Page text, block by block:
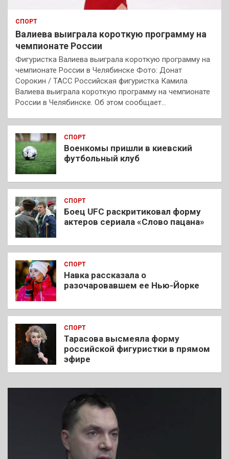
СПОРТ
Валиева выиграла короткую программу на
чемпионате России
Фигуристка Валиева выиграла короткую программу на
чемпионате России в Челябинске Фото: Донат
Сорокин / ТАСС Российская фигуристка Камила
Валиева выиграла короткую программу на чемпионате
России в Челябинске. Об этом сообщает…
СПОРТ
Военкомы пришли в киевский
футбольный клуб
СПОРТ
Боец UFC раскритиковал форму
актеров сериала «Слово пацана»
СПОРТ
Навка рассказала о
разочаровавшем ее Нью-Йорке
СПОРТ
Тарасова высмеяла форму
российской фигуристки в прямом
эфире